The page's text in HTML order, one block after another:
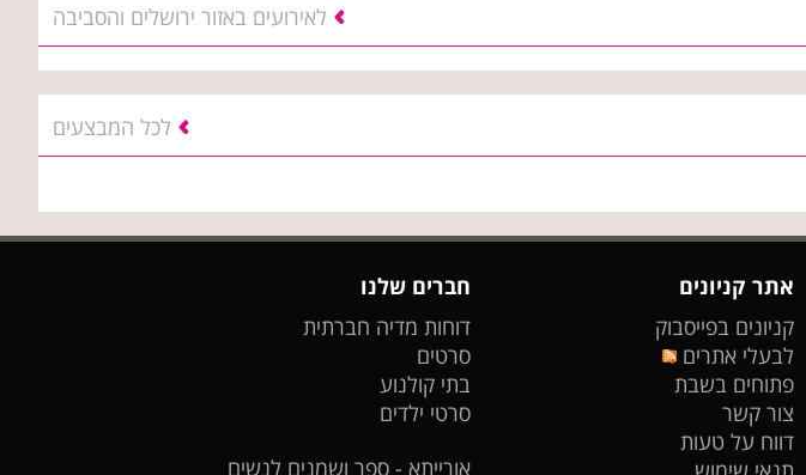
לאירועים באזור ירושלים והסביבה
לכל המבצעים
אתר קניונים
קניונים בפייסבוק
לבעלי אתרים
פתוחים בשבת
צור קשר
דווח על טעות
חברים שלנו
דוחות מדיה חברתית
סרטים
בתי קולנוע
סרטי ילדים
אורייתא - ספר ושמנים לנשים